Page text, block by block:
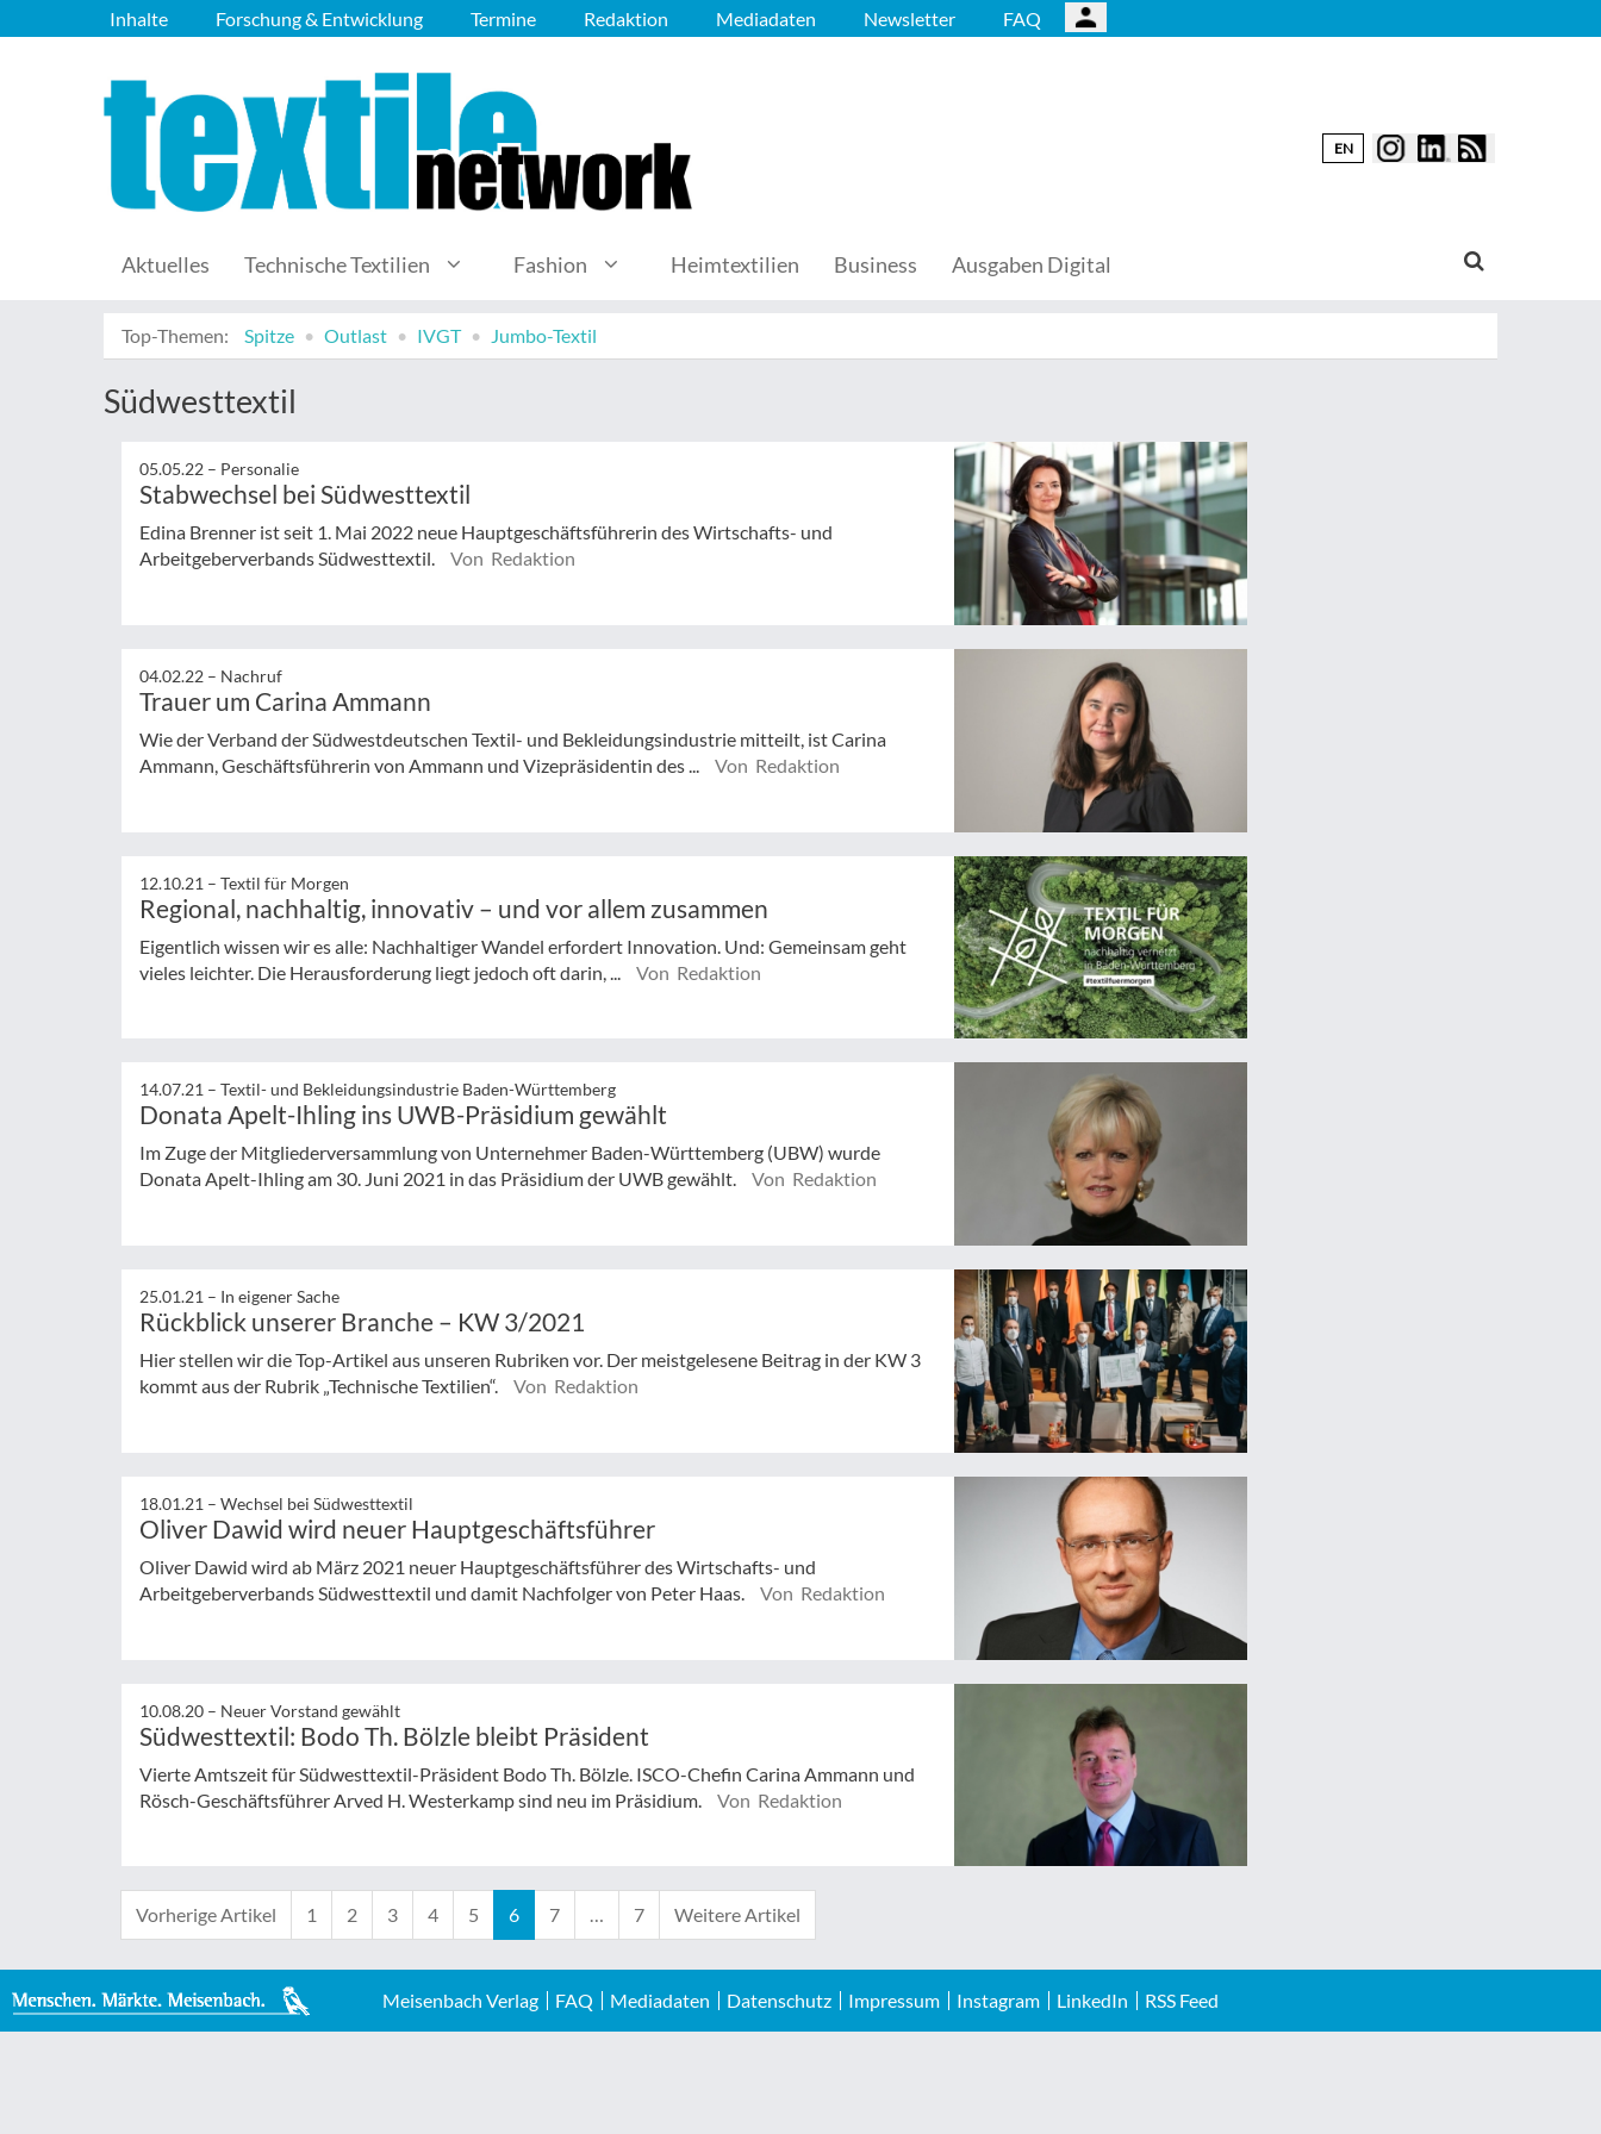
Inhalte Forschung & Entwicklung Termine Redaktion Mediadaten Newsletter FAQ
EN
Aktuelles Technische Textilien Fashion Heimtextilien Business Ausgaben Digital
Top-Themen: Spitze Outlast IVGT Jumbo-Textil
Südwesttextil
05.05.22 – Personalie
Stabwechsel bei Südwesttextil
Edina Brenner ist seit 1. Mai 2022 neue Hauptgeschäftsführerin des Wirtschafts- und
Arbeitgeberverbands Südwesttextil.
Von Redaktion
04.02.22 – Nachruf
Trauer um Carina Ammann
Wie der Verband der Südwestdeutschen Textil- und Bekleidungsindustrie mitteilt, ist Carina
Ammann, Geschäftsführerin von Ammann und Vizepräsidentin des ...
Von Redaktion
12.10.21 – Textil für Morgen
Regional, nachhaltig, innovativ – und vor allem zusammen
Eigentlich wissen wir es alle: Nachhaltiger Wandel erfordert Innovation. Und: Gemeinsam geht
vieles leichter. Die Herausforderung liegt jedoch oft darin, ...
Von Redaktion
14.07.21 – Textil- und Bekleidungsindustrie Baden-Württemberg
Donata Apelt-Ihling ins UWB-Präsidium gewählt
Im Zuge der Mitgliederversammlung von Unternehmer Baden-Württemberg (UBW) wurde
Donata Apelt-Ihling am 30. Juni 2021 in das Präsidium der UWB gewählt.
Von Redaktion
25.01.21 – In eigener Sache
Rückblick unserer Branche – KW 3/2021
Hier stellen wir die Top-Artikel aus unseren Rubriken vor. Der meistgelesene Beitrag in der KW 3
kommt aus der Rubrik „Technische Textilien“.
Von Redaktion
18.01.21 – Wechsel bei Südwesttextil
Oliver Dawid wird neuer Hauptgeschäftsführer
Oliver Dawid wird ab März 2021 neuer Hauptgeschäftsführer des Wirtschafts- und
Arbeitgeberverbands Südwesttextil und damit Nachfolger von Peter Haas.
Von Redaktion
10.08.20 – Neuer Vorstand gewählt
Südwesttextil: Bodo Th. Bölzle bleibt Präsident
Vierte Amtszeit für Südwesttextil-Präsident Bodo Th. Bölzle. ISCO-Chefin Carina Ammann und
Rösch-Geschäftsführer Arved H. Westerkamp sind neu im Präsidium.
Von Redaktion
Vorherige Artikel 1 2 3 4 5 6 7 … 7 Weitere Artikel
Meisenbach Verlag FAQ Mediadaten Datenschutz Impressum Instagram LinkedIn RSS Feed